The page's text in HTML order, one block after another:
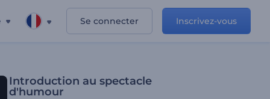
Se connecter Inscrivez-vous
Introduction au spectacle
d'humour